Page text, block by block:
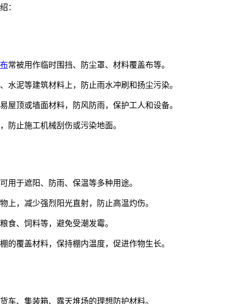
：
常被用作临时围挡、防尘罩、材料覆盖布等。
水泥等建筑材料上，防止雨水冲刷和扬尘污染。
屋顶或墙面材料，防风防雨，保护工人和设备。
防止施工机械刮伤或污染地面。
可用于遮阳、防雨、保温等多种用途。
上，减少强烈阳光直射，防止高温灼伤。
食、饲料等，避免受潮发霉。
的覆盖材料，保持棚内温度，促进作物生长。
车、集装箱、露天堆场的理想防护材料。